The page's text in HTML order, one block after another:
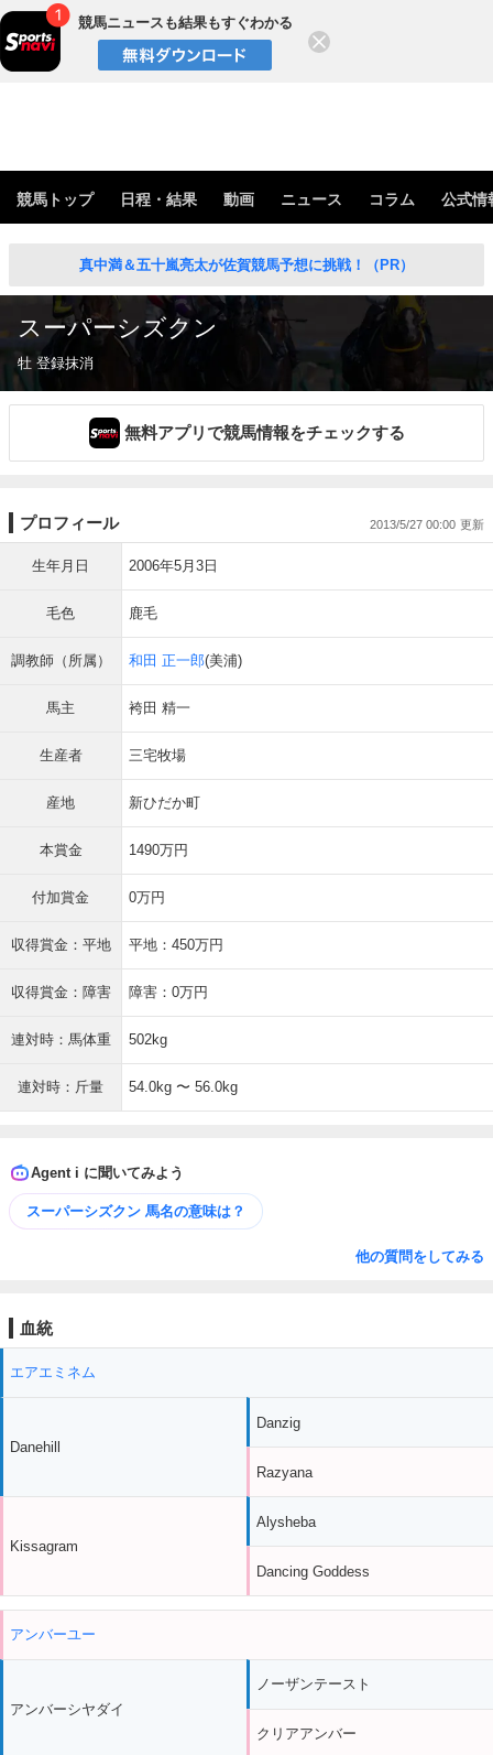
競馬ニュースも結果もすぐわかる
競馬トップ 日程・結果 動画 ニュース コラム 公式情
真中満＆五十嵐亮太が佐賀競馬予想に挑戦！（PR）
スーパーシズクン
牡 登録抹消
無料アプリで競馬情報をチェックする
プロフィール 2013/5/27 00:00
生年月日 2006年5月3日
毛色 鹿毛
調教師（所属） 和田 正一郎(美浦)
馬主 袴田 精一
生産者 三宅牧場
産地 新ひだか町
本賞金 1490万円
付加賞金 0万円
収得賞金：平地 平地：450万円
収得賞金：障害 障害：0万円
連対時：馬体重 502kg
連対時：斤量 54.0kg 〜 56.0kg
Agent i に聞いてみよう
スーパーシズクン 馬名の意味は？
他の質問をしてみる
血統
エアエミネム
Danehill
Kissagram
Danzig
Razyana
Alysheba
Dancing Goddess
アンバーユー
アンバーシヤダイ
ノーザンテースト
クリアアンバー